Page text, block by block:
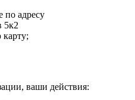
по адресу
5к2
карту;
ваши действия: